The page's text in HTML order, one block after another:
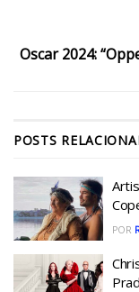
Oscar 2024:
POSTS
POR